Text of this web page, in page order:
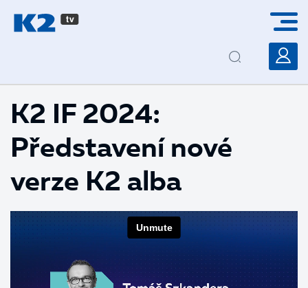
K2 IF 2024:
Představení nové
verze K2 alba